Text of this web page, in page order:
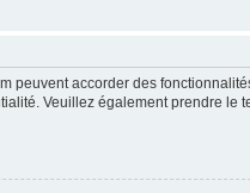
peuvent accorder des
Veuillez également prendre le